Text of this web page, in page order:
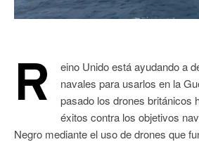
R
eino Unido está ayudando a
navales para usarlos en la
pasado los drones británicos
éxitos contra los objetivos
Negro mediante el uso de drones que